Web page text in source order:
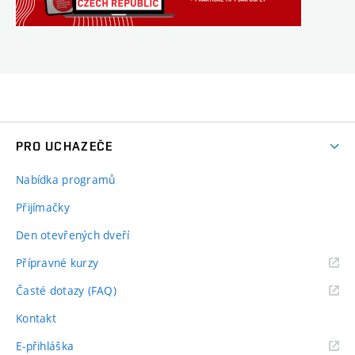
PRO UCHAZEČE
Nabídka programů
Přijímačky
Den otevřených dveří
Přípravné kurzy
Časté dotazy (FAQ)
Kontakt
E-přihláška